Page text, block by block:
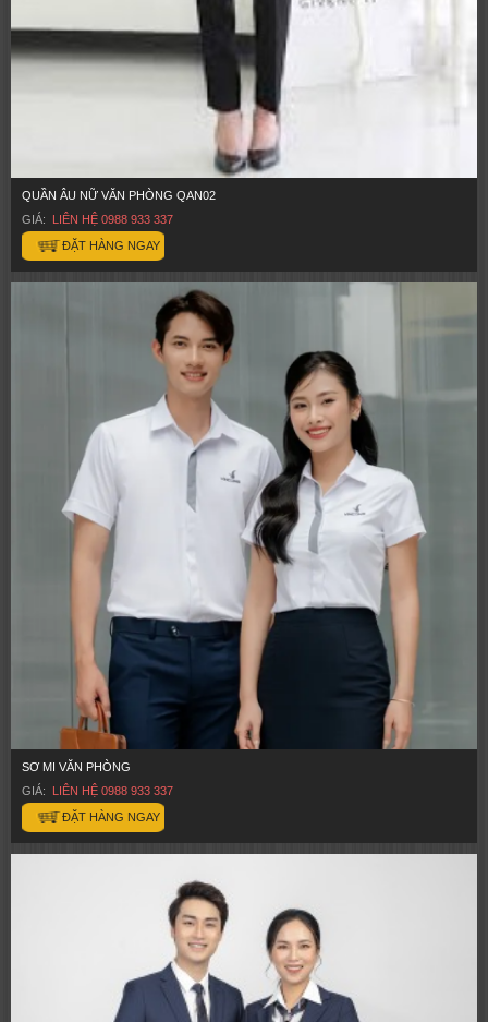
QUẦN ÂU NỮ VĂN PHÒNG QAN02
GIÁ: LIÊN HỆ 0988 933 337
ĐẶT HÀNG NGAY
SƠ MI VĂN PHÒNG
GIÁ: LIÊN HỆ 0988 933 337
ĐẶT HÀNG NGAY